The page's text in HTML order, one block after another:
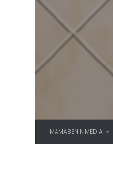
Skip to content
MAMABENIN MEDIA